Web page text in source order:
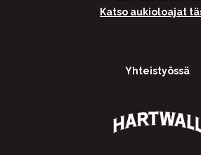
Katso aukioloajat
Yhteistyössä